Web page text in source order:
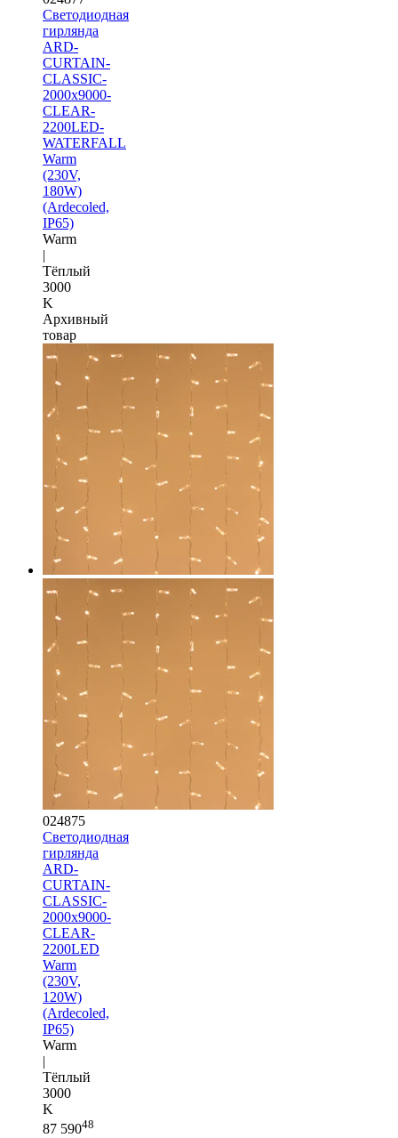
Светодиодная
гирлянда
ARD-
CURTAIN-
CLASSIC-
2000x9000-
CLEAR-
2200LED-
WATERFALL
Warm
(230V,
180W)
(Ardecoled,
IP65)
Warm
|
Тёплый
3000
K
Архивный
товар
024875
Светодиодная
гирлянда
ARD-
CURTAIN-
CLASSIC-
2000x9000-
CLEAR-
2200LED
Warm
(230V,
120W)
(Ardecoled,
IP65)
Warm
|
Тёплый
3000
K
87 59048